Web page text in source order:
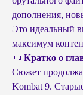
дополнения,
Это идеальный
максимум
📜 Кратко о
Сюжет
Kombat 9.